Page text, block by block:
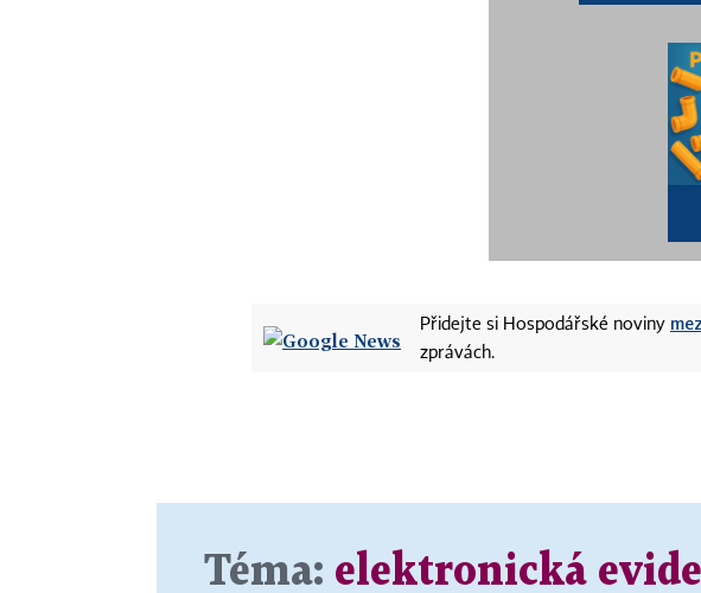
Přidejte si Hospodářské noviny
zprávách.
Téma: elektronická